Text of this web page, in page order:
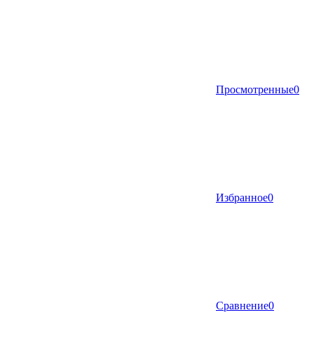
Просмотренные0
Избранное0
Сравнение0